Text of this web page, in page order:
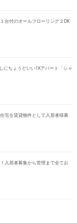
台付のオールフローリング２DK
にちょうどいい1Kアパート「シャ
宅を賃貸物件として入居者様募
入居者募集から管理まで全てお